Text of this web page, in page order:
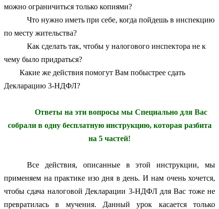
можно ограничиться только копиями?
Что нужно иметь при себе, когда пойдешь в инспекцию
по месту жительства?
Как сделать так, чтобы у налогового инспектора не к
чему было придраться?
Какие же действия помогут Вам побыстрее сдать
Декларацию 3-НДФЛ?
Ответы на эти вопросы мы Специально для Вас
собрали в одну бесплатную инструкцию, которая разбита
на 5 частей!
Все действия, описанные в этой инструкции, мы
применяем на практике изо дня в день. И нам очень хочется,
чтобы сдача налоговой Декларации 3-НДФЛ для Вас тоже не
превратилась в мучения. Данный урок касается только